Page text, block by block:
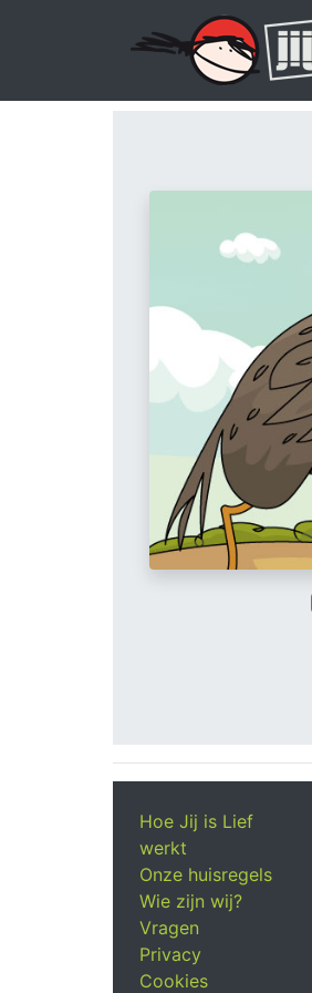
Hoe Jij is Lief
werkt
Onze huisregels
Wie zijn wij?
Vragen
Privacy
Cookies